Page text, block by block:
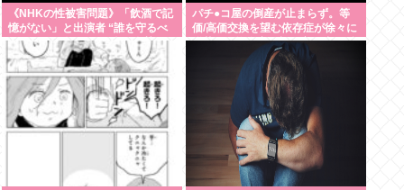
《NHKの性被害問題》「飲酒で記
憶がない」と出演者 “誰を守るべ
きなのか”問われる組織の姿勢
パチ●コ屋の倒産が止まらず。等
価/高価交換を望む依存症が徐々に
脱落。低換金率を望む客は戻らず